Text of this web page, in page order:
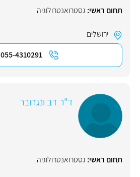
תחום ראשי: גסטרואנטרולוגיה
ירושלים
055-4310291
ד"ר דב ונגרובר
תחום ראשי: גסטרואנטרולוגיה